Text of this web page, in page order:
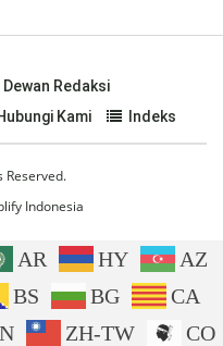
Dewan Redaksi
Kami Indeks
Reserved.
Indonesia
AR HY
AZ
BS BG
CA
ZH-TW
CO